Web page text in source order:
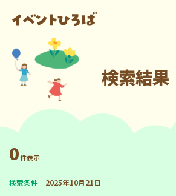
検索結果
0件表示
検索条件 2025年10月21日